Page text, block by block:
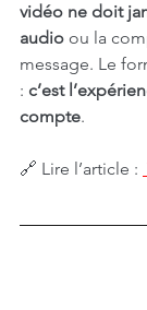
vidéo ne doit
audio ou la
message. Le
: c’est
compte.
🔗 Lire l’article :